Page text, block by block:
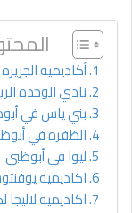
أكاديميه
نادي الوحده
بني ياس في
الظفره في
ليوا في أبوظبي
اكاديميه
اكاديميه